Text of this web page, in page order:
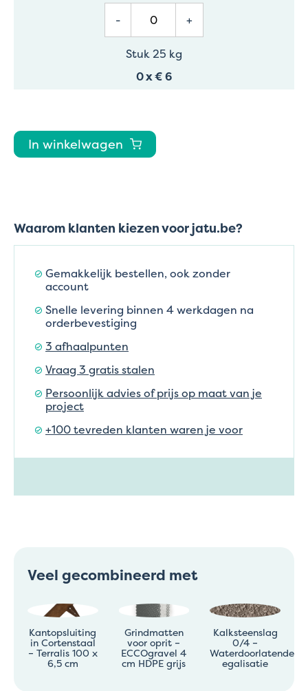
- +
Stuk 25 kg
0x€ 6
In winkelwagen
Waarom klanten kiezen voor jatu.be?
Gemakkelijk bestellen, ook zonder
account
Snelle levering binnen 4 werkdagen na
orderbevestiging
3 afhaalpunten
Vraag 3 gratis stalen
Persoonlijk advies of prijs op maat van je
project
+100 tevreden klanten waren je voor
Veel gecombineerd met
Kantopsluiting
in Cortenstaal
– Terralis 100 x
6,5 cm
Grindmatten
voor oprit –
ECCOgravel 4
cm HDPE grijs
Kalksteenslag
0/4 –
Waterdoorlatende
egalisatie